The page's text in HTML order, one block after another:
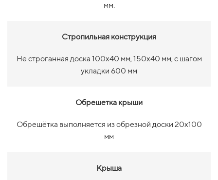
мм.
Стропильная конструкция
Не строганная доска 100х40 мм, 150х40 мм, с шагом
укладки 600 мм
Обрешетка крыши
Обрешётка выполняется из обрезной доски 20х100
мм
Крыша